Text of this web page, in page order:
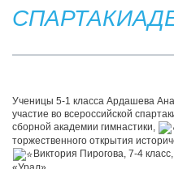
Ученицы 5-1 класса Ардашева
участие во всероссийской
сборной академии гимнастики,
торжественного открытия
Виктория Пирогова, 7-4